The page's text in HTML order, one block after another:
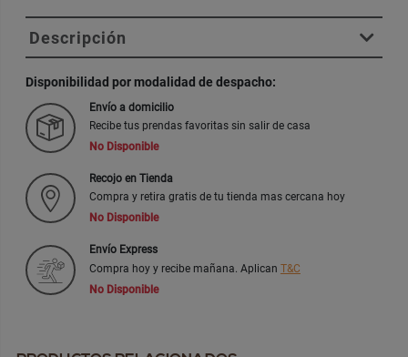
Descripción
Disponibilidad por modalidad de despacho:
Envío a domicilio
Recibe tus prendas favoritas sin salir de casa
No Disponible
Recojo en Tienda
Compra y retira gratis de tu tienda mas cercana hoy
No Disponible
Envío Express
Compra hoy y recibe mañana. Aplican T&C
No Disponible